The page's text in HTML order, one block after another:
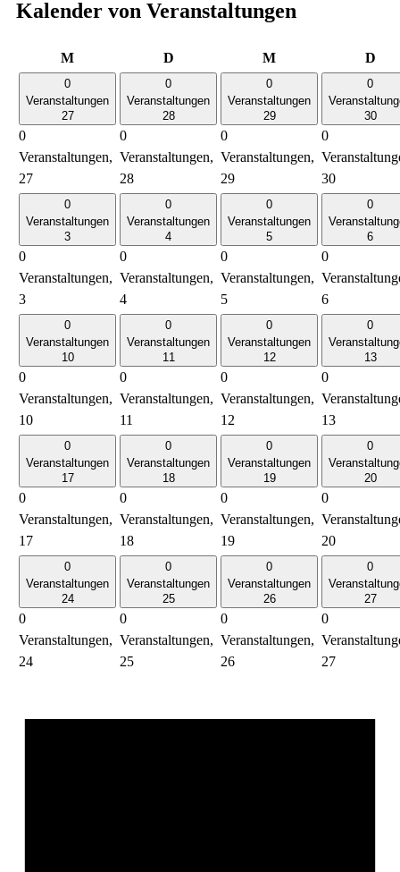
Kalender von Veranstaltungen
MMontag DDienstag MMittwoch D
0
Veranstaltungen
27
0
Veranstaltungen,
27
0
Veranstaltungen
28
0
Veranstaltungen,
28
0
Veranstaltungen
29
0
Veranstaltungen,
29
0
30
0
30
0
Veranstaltungen
3
0
Veranstaltungen,
3
0
Veranstaltungen
4
0
Veranstaltungen,
4
0
Veranstaltungen
5
0
Veranstaltungen,
5
0
6
0
6
0
Veranstaltungen
10
0
Veranstaltungen,
10
0
Veranstaltungen
11
0
Veranstaltungen,
11
0
Veranstaltungen
12
0
Veranstaltungen,
12
0
13
0
13
0
Veranstaltungen
17
0
Veranstaltungen,
17
0
Veranstaltungen
18
0
Veranstaltungen,
18
0
Veranstaltungen
19
0
Veranstaltungen,
19
0
20
0
20
0
Veranstaltungen
24
0
Veranstaltungen,
24
0
Veranstaltungen
25
0
Veranstaltungen,
25
0
Veranstaltungen
26
0
Veranstaltungen,
26
0
27
0
27